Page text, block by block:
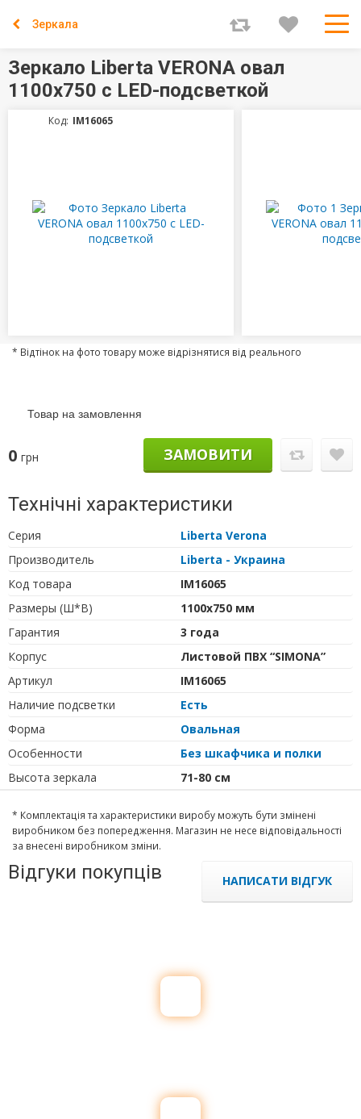
Зеркала
Зеркало Liberta VERONA овал
1100х750 с LED-подсветкой
Код: IM16065
* Відтінок на фото товару може відрізнятися від реального
Товар на замовлення
0 грн ЗАМОВИТИ
Технічні характеристики
Серия
Liberta Verona
Производитель
Liberta - Украина
Код товара
IM16065
Размеры (Ш*В)
1100х750 мм
Гарантия
3 года
Корпус
Листовой ПВХ “SIMONA”
Артикул
IM16065
Наличие подсветки
Есть
Форма
Овальная
Особенности
Без шкафчика и полки
Высота зеркала
71-80 см
* Комплектація та характеристики виробу можуть бути змінені
виробником без попередження. Магазин не несе відповідальності
за внесені виробником зміни.
Відгуки покупців НАПИСАТИ ВІДГУК